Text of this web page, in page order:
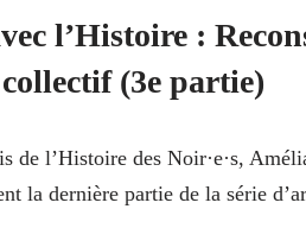
l’Histoire :
(3e partie)
de l’Histoire des Noir·e·s,
la dernière partie de la série